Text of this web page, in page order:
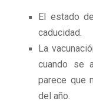
El estado
caducidad.
La
cuando se
parece que
del año.